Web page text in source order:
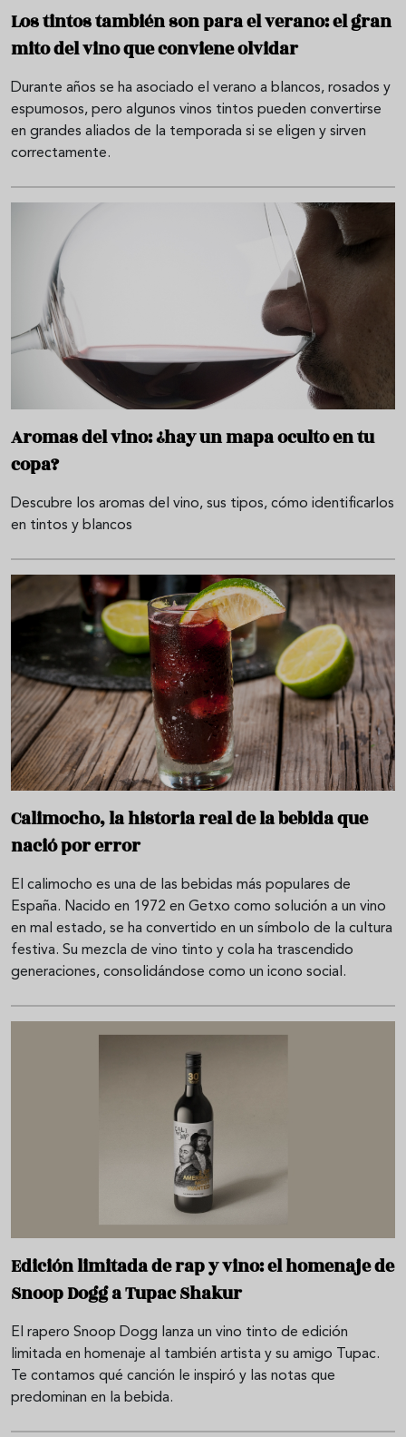
Los tintos también son para el verano: el gran
mito del vino que conviene olvidar
Durante años se ha asociado el verano a blancos, rosados y
espumosos, pero algunos vinos tintos pueden convertirse
en grandes aliados de la temporada si se eligen y sirven
correctamente.
Aromas del vino: ¿hay un mapa oculto en tu
copa?
Descubre los aromas del vino, sus tipos, cómo identificarlos
en tintos y blancos
Calimocho, la historia real de la bebida que
nació por error
El calimocho es una de las bebidas más populares de
España. Nacido en 1972 en Getxo como solución a un vino
en mal estado, se ha convertido en un símbolo de la cultura
festiva. Su mezcla de vino tinto y cola ha trascendido
generaciones, consolidándose como un icono social.
Edición limitada de rap y vino: el homenaje de
Snoop Dogg a Tupac Shakur
El rapero Snoop Dogg lanza un vino tinto de edición
limitada en homenaje al también artista y su amigo Tupac.
Te contamos qué canción le inspiró y las notas que
predominan en la bebida.